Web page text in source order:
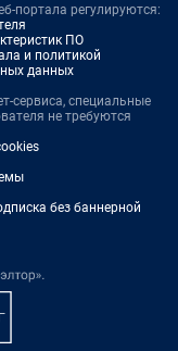
портала регулируются:
ПО
и политикой
данных
сервиса, специальные
не требуются
без баннерной